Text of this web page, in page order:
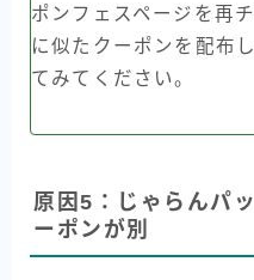
ポンフェスページを再
に似たクーポンを配布
てみてください。
原因5：じゃらんパ
ーポンが別